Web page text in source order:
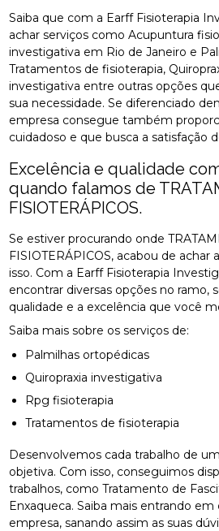
Saiba que com a Earff Fisioterapia
achar serviços como Acupuntura
investigativa em Rio de Janeiro e
Tratamentos de fisioterapia,
investigativa entre outras opções
sua necessidade. Se diferenciado
empresa consegue também
cuidadoso e que busca a satisfação
Excelência e qualidade
quando falamos de
FISIOTERÁPICOS.
Se estiver procurando onde
FISIOTERÁPICOS, acabou de achar
isso. Com a Earff Fisioterapia
encontrar diversas opções no ramo,
qualidade e a excelência que você
Saiba mais sobre os serviços de:
Palmilhas ortopédicas
Quiropraxia investigativa
Rpg fisioterapia
Tratamentos de fisioterapia
Desenvolvemos cada trabalho de
objetiva. Com isso, conseguimos
trabalhos, como Tratamento de
Enxaqueca. Saiba mais entrando
empresa, sanando assim as suas